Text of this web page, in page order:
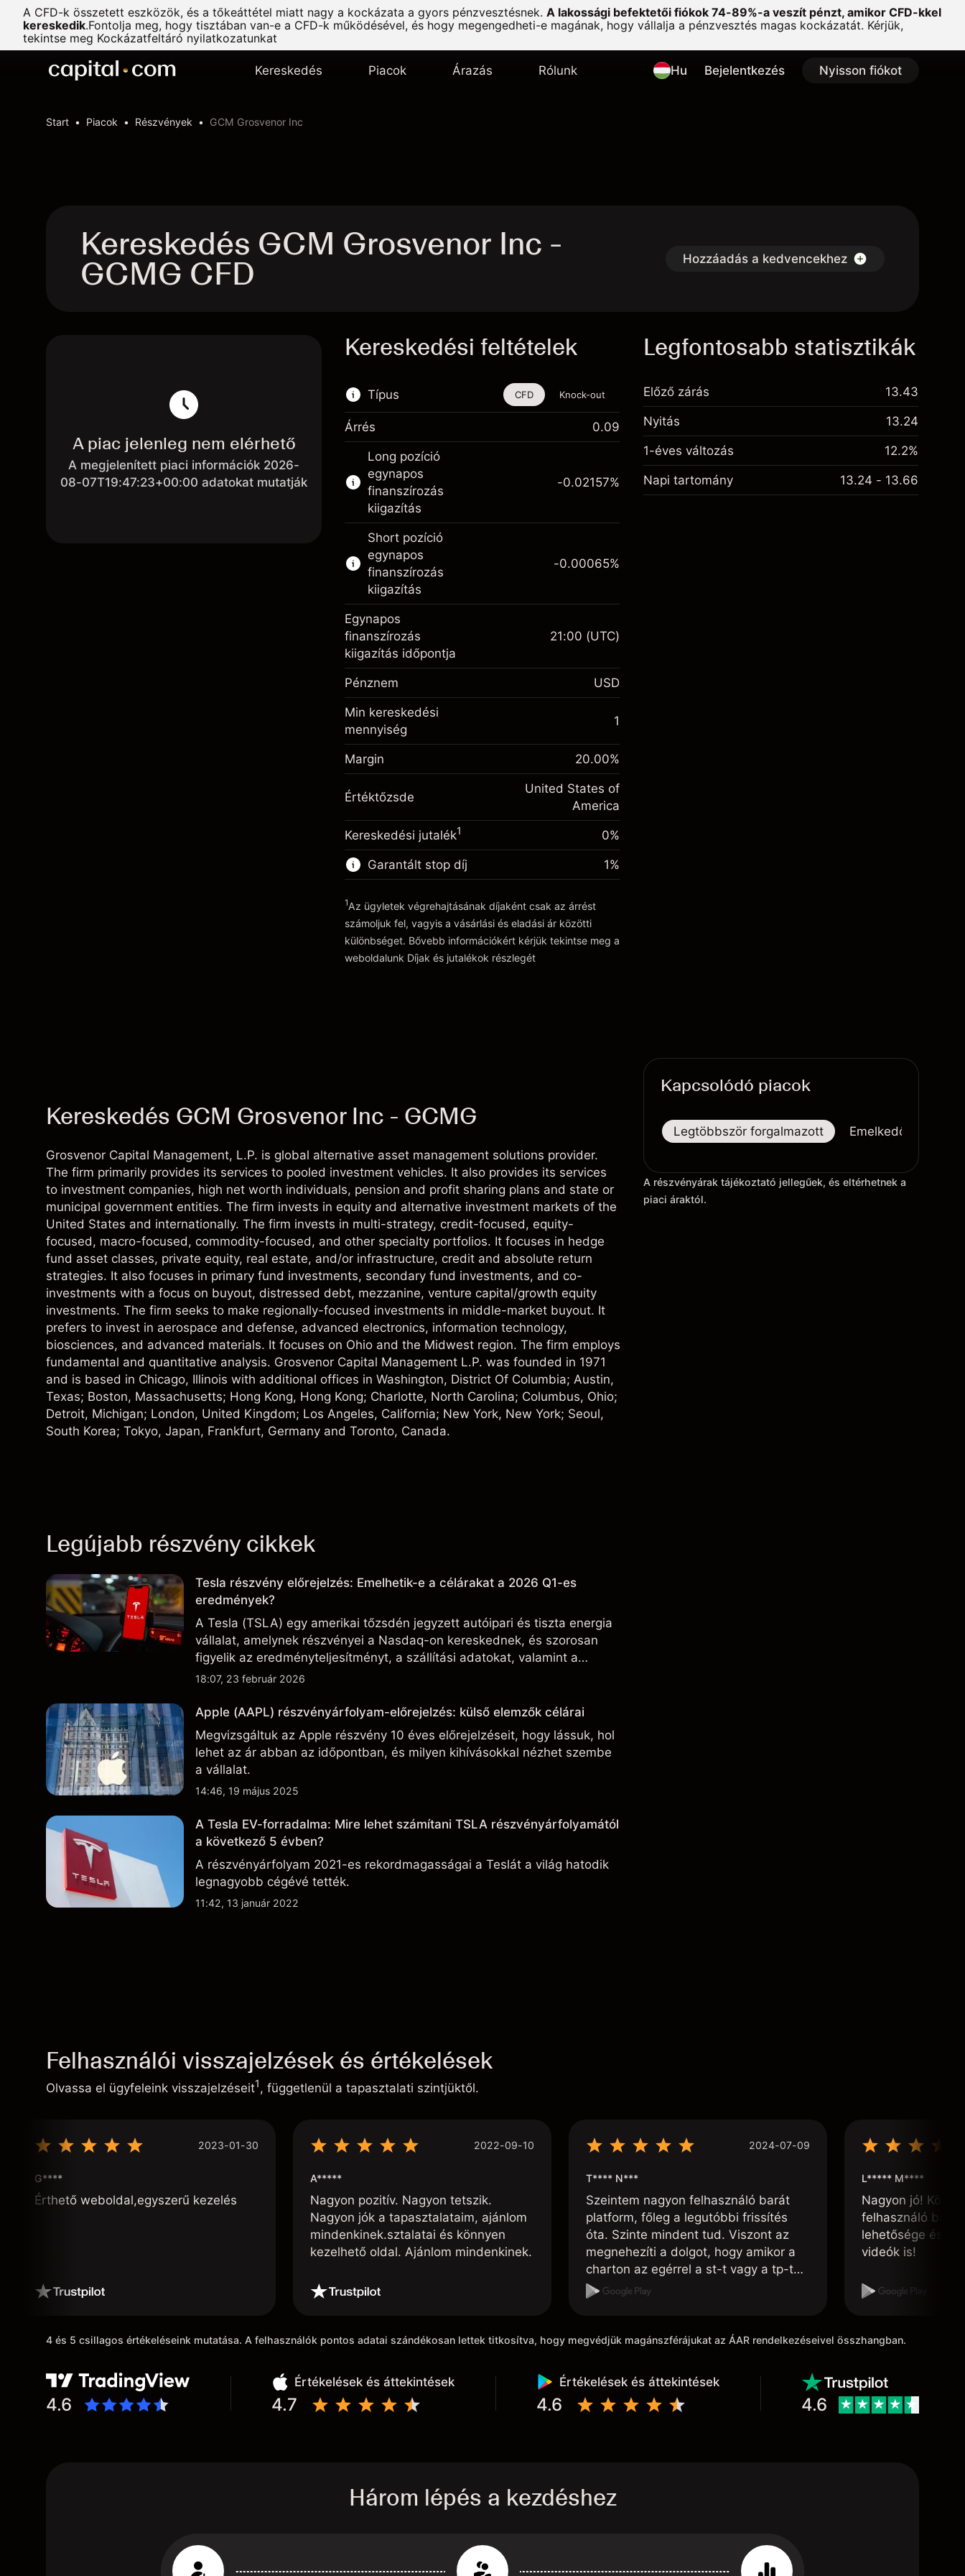
A CFD-k összetett eszközök, és a tőkeáttétel miatt nagy a kockázata a gyors pénzvesztésnek. A lakossági befektetői fiókok 74-89%-a veszít pénzt, amikor CFD-kkel
kereskedik.Fontolja meg, hogy tisztában van-e a CFD-k működésével, és hogy megengedheti-e magának, hogy vállalja a pénzvesztés magas kockázatát. Kérjük,
tekintse meg Kockázatfeltáró nyilatkozatunkat
Kereskedés Piacok Árazás Rólunk Hu Bejelentkezés Nyisson fiókot
Start Piacok Részvények GCM Grosvenor Inc
Kereskedés GCM Grosvenor Inc -
GCMG CFD Hozzáadás a kedvencekhez
A piac jelenleg nem elérhető
A megjelenített piaci információk 2026-
08-07T19:47:23+00:00 adatokat mutatják
Kereskedési feltételek
Típus
Ez a pénzügyi eszköz CFD-ken és Knock-
outokon keresztül is kereskedhető.
Bővebb információk:
CFD-k
Knock-outok
CFD Knock-out
Árrés 0.09
Long pozíció
egynapos
finanszírozás
kiigazítás
Fedezet. A befektetése
$1,000.00
Egynapos finanszírozás
A pozíció teljes értékéből
származó díjak
-0.021568
(-$1.08)
Ügyletméret tőkeáttétellel ~
Tőkeáttételből származó pénz ~$4,000.00
Ugrás a platformra
-0.02157%
Short pozíció
egynapos
finanszírozás
kiigazítás
Fedezet. A befektetése
$1,000.00
Egynapos finanszírozás
kiigazítás
A pozíció teljes értékéből
-0.000654
$5,000.00
Tőkeáttételből származó pénz ~
Ugrás a platformra
-0.00065%
Egynapos
finanszírozás
kiigazítás időpontja
21:00 (UTC)
Pénznem USD
Min kereskedési
mennyiség
1
Margin 20.00%
Értéktőzsde
United States of
America
Kereskedési jutalék1 0%
Garantált stop díj
Díjak és jutalékokrészlegét
1%
1Az ügyletek végrehajtásának díjaként csak az árrést
számoljuk fel, vagyis a vásárlási és eladási ár közötti
különbséget. Bővebb információkért kérjük tekintse meg a
weboldalunk Díjak és jutalékok részlegét
Legfontosabb statisztikák
Előző zárás 13.43
Nyitás 13.24
1-éves változás 12.2%
Napi tartomány 13.24 - 13.66
Kereskedés GCM Grosvenor Inc - GCMG
Grosvenor Capital Management, L.P. is global alternative asset management solutions provider.
The firm primarily provides its services to pooled investment vehicles. It also provides its services
to investment companies, high net worth individuals, pension and profit sharing plans and state or
municipal government entities. The firm invests in equity and alternative investment markets of the
United States and internationally. The firm invests in multi-strategy, credit-focused, equity-
focused, macro-focused, commodity-focused, and other specialty portfolios. It focuses in hedge
fund asset classes, private equity, real estate, and/or infrastructure, credit and absolute return
strategies. It also focuses in primary fund investments, secondary fund investments, and co-
investments with a focus on buyout, distressed debt, mezzanine, venture capital/growth equity
investments. The firm seeks to make regionally-focused investments in middle-market buyout. It
prefers to invest in aerospace and defense, advanced electronics, information technology,
biosciences, and advanced materials. It focuses on Ohio and the Midwest region. The firm employs
fundamental and quantitative analysis. Grosvenor Capital Management L.P. was founded in 1971
and is based in Chicago, Illinois with additional offices in Washington, District Of Columbia; Austin,
Texas; Boston, Massachusetts; Hong Kong, Hong Kong; Charlotte, North Carolina; Columbus, Ohio;
Detroit, Michigan; London, United Kingdom; Los Angeles, California; New York, New York; Seoul,
South Korea; Tokyo, Japan, Frankfurt, Germany and Toronto, Canada.
Legújabb részvény cikkek
Tesla részvény előrejelzés: Emelhetik-e a célárakat a 2026 Q1-es
eredmények?
A Tesla (TSLA) egy amerikai tőzsdén jegyzett autóipari és tiszta energia
vállalat, amelynek részvényei a Nasdaq-on kereskednek, és szorosan
figyelik az eredményteljesítményt, a szállítási adatokat, valamint a
technológiai és gyártási fejleményeket.
18:07, 23 február 2026
Apple (AAPL) részvényárfolyam-előrejelzés: külső elemzők célárai
Megvizsgáltuk az Apple részvény 10 éves előrejelzéseit, hogy lássuk, hol
lehet az ár abban az időpontban, és milyen kihívásokkal nézhet szembe
a vállalat.
14:46, 19 május 2025
A Tesla EV-forradalma: Mire lehet számítani TSLA részvényárfolyamától
a következő 5 évben?
A részvényárfolyam 2021-es rekordmagasságai a Teslát a világ hatodik
legnagyobb cégévé tették.
11:42, 13 január 2022
Kapcsolódó piacok
Legtöbbször forgalmazott Emelkedők
A részvényárak tájékoztató jellegűek, és eltérhetnek a
piaci áraktól.
Felhasználói visszajelzések és értékelések
Olvassa el ügyfeleink visszajelzéseit1, függetlenül a tapasztalati szintjüktől.
2023-01-30
G****
Érthető weboldal,egyszerű kezelés
2022-09-10
A*****
Nagyon pozitív. Nagyon tetszik.
Nagyon jók a tapasztalataim, ajánlom
mindenkinek.sztalatai és könnyen
kezelhető oldal. Ajánlom mindenkinek.
2024-07-09
T**** N***
Szeintem nagyon felhasználó barát
platform, főleg a legutóbbi frissítés
óta. Szinte mindent tud. Viszont az
megnehezíti a dolgot, hogy amikor a
charton az egérrel a st-t vagy a tp-t
akarom húzni, félúton vissza ugrik a
L***** M****
Nagyon jó!
felhasználó
lehetősége és,
videók is!
4 és 5 csillagos értékeléseink mutatása. A felhasználók pontos adatai szándékosan lettek titkosítva, hogy megvédjük magánszférájukat az ÁAR rendelkezéseivel összhangban.
4.6
Értékelések és áttekintések
4.7
Értékelések és áttekintések
4.6 4.6
Három lépés a kezdéshez